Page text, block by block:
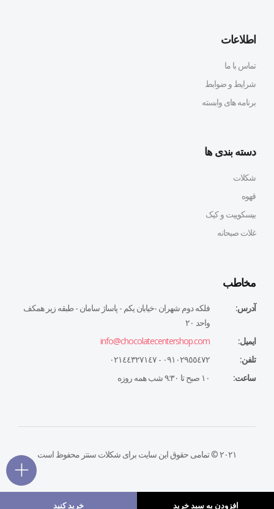
افزودن به سبد خرید خرید کنید
اطلاعات
تماس با ما
شرایط و ضوابط
برنامه های وابسته
دسته بندی ها
شکلات
قهوه
بیسکوییت و کیک
غلات صبحانه
مخاطب
آدرس:
فلكه دوم شهران -خيابان يكم - پاساژ سامان - طبقه زير همكف
واحد ٢٠
ایمیل:
info@chocolatecentershop.com
تلفن:
٠٩١٠٢٩٥٥٤٧٢ - ٠٢١٤٤٣٢٧١٤٧
ساعت:
١٠ صبح تا ٩:٣٠ شب همه روزه
۲۰۲۱ © تمامی حقوق این سایت برای شکلات سنتر محفوظ است